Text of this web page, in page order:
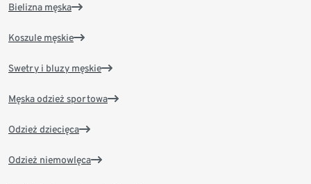
Bielizna męska
Koszule męskie
Swetry i bluzy męskie
Męska odzież sportowa
Odzież dziecięca
Odzież niemowlęca